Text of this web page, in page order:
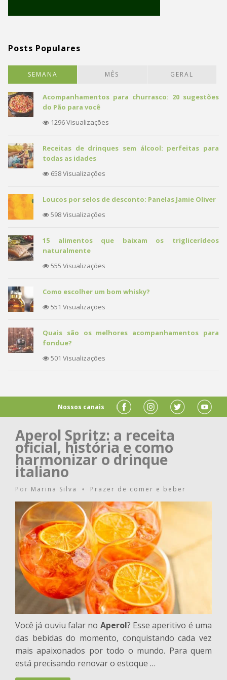
Posts Populares
SEMANA MÊS GERAL
Acompanhamentos para churrasco: 20 sugestões
do Pão para você
1296 Visualizações
Receitas de drinques sem álcool: perfeitas para
todas as idades
658 Visualizações
Loucos por selos de desconto: Panelas Jamie Oliver
598 Visualizações
15 alimentos que baixam os triglicerídeos
naturalmente
555 Visualizações
Como escolher um bom whisky?
551 Visualizações
Quais são os melhores acompanhamentos para
fondue?
501 Visualizações
Nossos canais
Aperol Spritz: a receita
oficial, história e como
harmonizar o drinque
italiano
Por Marina Silva • Prazer de comer e beber
Você já ouviu falar no Aperol? Esse aperitivo é uma
das bebidas do momento, conquistando cada vez
mais apaixonados por todo o mundo. Para quem
está precisando renovar o estoque …